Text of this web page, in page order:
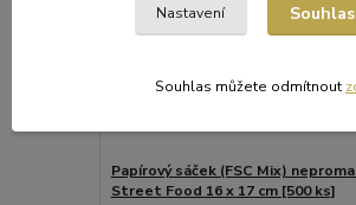
Papírový sáček (FSC Mix)
Street Food 16 x 17 cm [500 ks]
Nastavení
Souhlas můžete odmítnout